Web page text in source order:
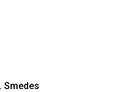
Smedes